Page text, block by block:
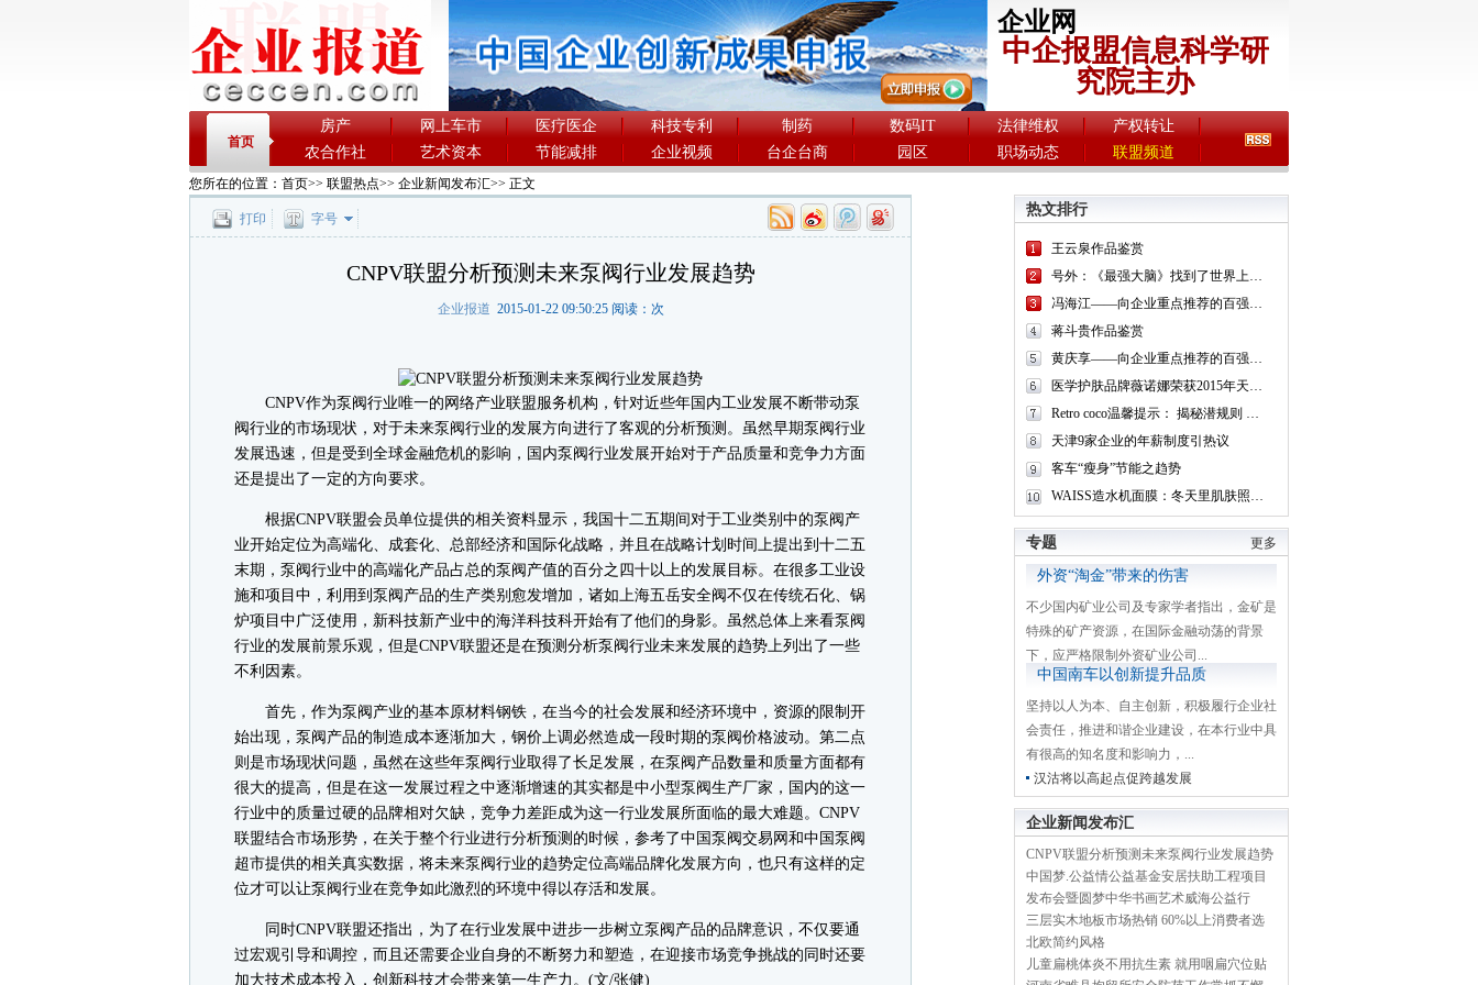
企业网
中企报盟信息科学研
究院主办
首页
房产 网上车市 医疗医企 科技专利 制药 数码IT 法律维权
产权转让
农合作社
艺术资本 节能减排 企业视频 台企台商 园区 职场动态 联盟频道
您所在的位置： 首页>> 联盟热点>> 企业新闻发布汇>> 正文
打印 字号
CNPV联盟分析预测未来泵阀行业发展趋势
企业报道 2015-01-22 09:50:25 阅读： 次
CNPV作为泵阀行业唯一的网络产业联盟服务机构，针对近些年国内工业发展不断带动泵
阀行业的市场现状，对于未来泵阀行业的发展方向进行了客观的分析预测。虽然早期泵阀行业
发展迅速，但是受到全球金融危机的影响，国内泵阀行业发展开始对于产品质量和竞争力方面
还是提出了一定的方向要求。
根据CNPV联盟会员单位提供的相关资料显示，我国十二五期间对于工业类别中的泵阀产
业开始定位为高端化、成套化、总部经济和国际化战略，并且在战略计划时间上提出到十二五
末期，泵阀行业中的高端化产品占总的泵阀产值的百分之四十以上的发展目标。在很多工业设
施和项目中，利用到泵阀产品的生产类别愈发增加，诸如上海五岳安全阀不仅在传统石化、锅
炉项目中广泛使用，新科技新产业中的海洋科技科开始有了他们的身影。虽然总体上来看泵阀
行业的发展前景乐观，但是CNPV联盟还是在预测分析泵阀行业未来发展的趋势上列出了一些
不利因素。
首先，作为泵阀产业的基本原材料钢铁，在当今的社会发展和经济环境中，资源的限制开
始出现，泵阀产品的制造成本逐渐加大，钢价上调必然造成一段时期的泵阀价格波动。第二点
则是市场现状问题，虽然在这些年泵阀行业取得了长足发展，在泵阀产品数量和质量方面都有
很大的提高，但是在这一发展过程之中逐渐增速的其实都是中小型泵阀生产厂家，国内的这一
行业中的质量过硬的品牌相对欠缺，竞争力差距成为这一行业发展所面临的最大难题。CNPV
联盟结合市场形势，在关于整个行业进行分析预测的时候，参考了中国泵阀交易网和中国泵阀
超市提供的相关真实数据，将未来泵阀行业的趋势定位高端品牌化发展方向，也只有这样的定
位才可以让泵阀行业在竞争如此激烈的环境中得以存活和发展。
同时CNPV联盟还指出，为了在行业发展中进步一步树立泵阀产品的品牌意识，不仅要通
过宏观引导和调控，而且还需要企业自身的不断努力和塑造，在迎接市场竞争挑战的同时还要
加大技术成本投入，创新科技才会带来第一生产力。(文/张健)
热文排行
王云泉作品鉴赏
号外：《最强大脑》找到了世界上最聪明的人！
冯海江——向企业重点推荐的百强书画名家
蒋斗贵作品鉴赏
黄庆享——向企业重点推荐的百强书画名家
医学护肤品牌薇诺娜荣获2015年天猫美妆盛典金妆奖
Retro coco温馨提示： 揭秘潜规则 “朋友圈”面膜可别毁了你的脸
天津9家企业的年薪制度引热议
客车“瘦身”节能之趋势
WAISS造水机面膜：冬天里肌肤照样很任性
更多
专题
外资“淘金”带来的伤害
不少国内矿业公司及专家学者指出，金矿是
特殊的矿产资源，在国际金融动荡的背景
下，应严格限制外资矿业公司...
中国南车以创新提升品质
坚持以人为本、自主创新，积极履行企业社
会责任，推进和谐企业建设，在本行业中具
有很高的知名度和影响力，...
汉沽将以高起点促跨越发展
企业新闻发布汇
CNPV联盟分析预测未来泵阀行业发展趋势
中国梦.公益情公益基金安居扶助工程项目
发布会暨圆梦中华书画艺术威海公益行
三层实木地板市场热销 60%以上消费者选
北欧简约风格
儿童扁桃体炎不用抗生素 就用咽扁穴位贴